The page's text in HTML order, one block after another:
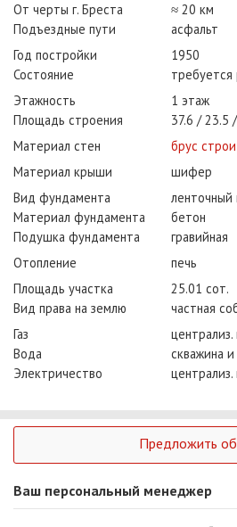
От черты г. Бреста
≈ 20 км
Подъездные пути
асфальт
Год постройки
1950
Состояние
Этажность
1 этаж
Площадь строения
37.6 23.5
Материал стен
брус
Материал крыши
шифер
Вид фундамента
Материал фундамента
бетон
Подушка фундамента
гравийная
Отопление
печь
Площадь участка
25.01 сот.
Вид права на землю
частная
Газ
Вода
скважина
Электричество
Предложить
Ваш персональный менеджер